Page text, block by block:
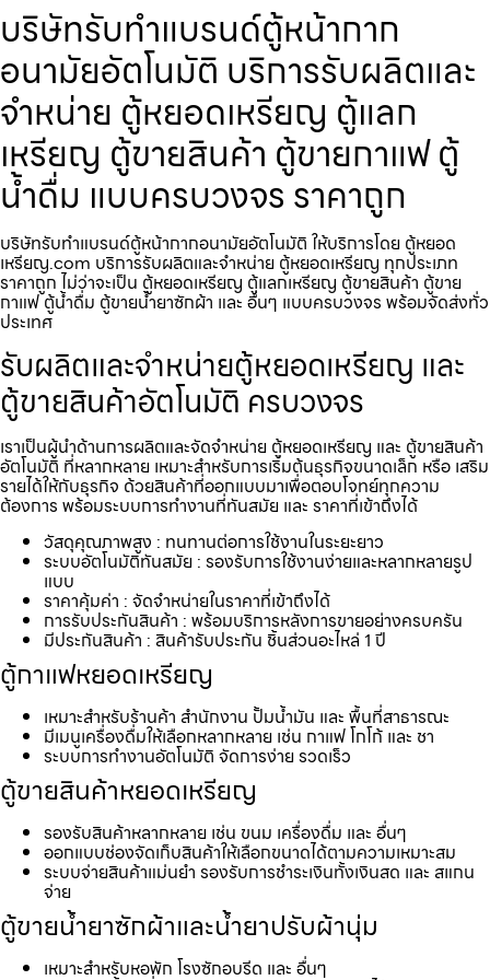
บริษัทรับทำแบรนด์ตู้หน้ากาก
อนามัย​อัตโนมัติ บริการรับผลิตและ
จำหน่าย ตู้หยอดเหรียญ ตู้แลก
เหรียญ ตู้ขายสินค้า ตู้ขายกาแฟ ตู้
น้ำดื่ม แบบครบวงจร ราคาถูก
บริษัทรับทำแบรนด์ตู้หน้ากากอนามัย​อัตโนมัติ ให้บริการโดย ตู้หยอด
เหรียญ.com บริการรับผลิตและจำหน่าย ตู้หยอดเหรียญ ทุกประเภท
ราคาถูก ไม่ว่าจะเป็น ตู้หยอดเหรียญ ตู้แลกเหรียญ ตู้ขายสินค้า ตู้ขาย
กาแฟ ตู้น้ำดื่ม ตู้ขายน้ำยาซักผ้า และ อื่นๆ แบบครบวงจร พร้อมจัดส่งทั่ว
ประเทศ
รับผลิตและจำหน่ายตู้หยอดเหรียญ และ
ตู้ขายสินค้าอัตโนมัติ ครบวงจร
เราเป็นผู้นำด้านการผลิตและจัดจำหน่าย ตู้หยอดเหรียญ และ ตู้ขายสินค้า
อัตโนมัติ ที่หลากหลาย เหมาะสำหรับการเริ่มต้นธุรกิจขนาดเล็ก หรือ เสริม
รายได้ให้กับธุรกิจ ด้วยสินค้าที่ออกแบบมาเพื่อตอบโจทย์ทุกความ
ต้องการ พร้อมระบบการทำงานที่ทันสมัย และ ราคาที่เข้าถึงได้
วัสดุคุณภาพสูง : ทนทานต่อการใช้งานในระยะยาว
ระบบอัตโนมัติทันสมัย : รองรับการใช้งานง่ายและหลากหลายรูป
แบบ
ราคาคุ้มค่า : จัดจำหน่ายในราคาที่เข้าถึงได้
การรับประกันสินค้า : พร้อมบริการหลังการขายอย่างครบครัน
มีประกันสินค้า : สินค้ารับประกัน ชิ้นส่วนอะไหล่ 1 ปี
ตู้กาแฟหยอดเหรียญ
เหมาะสำหรับร้านค้า สำนักงาน ปั้มน้ำมัน และ พื้นที่สาธารณะ
มีเมนูเครื่องดื่มให้เลือกหลากหลาย เช่น กาแฟ โกโก้ และ ชา
ระบบการทำงานอัตโนมัติ จัดการง่าย รวดเร็ว
ตู้ขายสินค้าหยอดเหรียญ
รองรับสินค้าหลากหลาย เช่น ขนม เครื่องดื่ม และ อื่นๆ
ออกแบบช่องจัดเก็บสินค้าให้เลือกขนาดได้ตามความเหมาะสม
ระบบจ่ายสินค้าแม่นยำ รองรับการชำระเงินทั้งเงินสด และ สแกน
จ่าย
ตู้ขายน้ำยาซักผ้าและน้ำยาปรับผ้านุ่ม
เหมาะสำหรับหอพัก โรงซักอบรีด และ อื่นๆ